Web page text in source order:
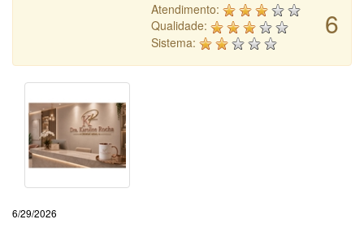
6
Atendimento:
Qualidade:
Sistema:
6/29/2026